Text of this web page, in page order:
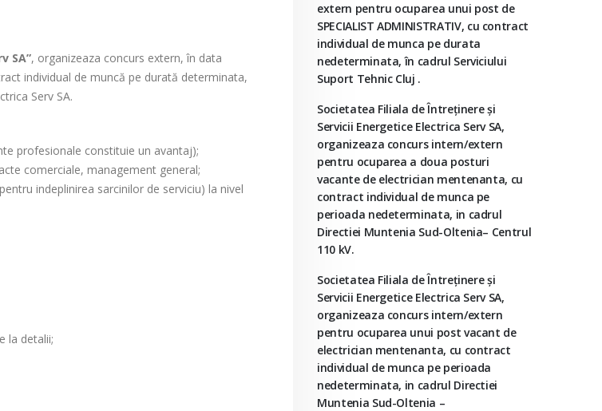
SA”, organizeaza concurs extern, în data
individual de muncă pe durată determinata,
Serv SA.
profesionale constituie un avantaj);
comerciale, management general;
indeplinirea sarcinilor de serviciu) la nivel
la detalii;
extern pentru ocuparea unui post de
SPECIALIST ADMINISTRATIV, cu contract
individual de munca pe durata
nedeterminata, în cadrul Serviciului
Suport Tehnic Cluj .
Societatea Filiala de Întreţinere şi
Servicii Energetice Electrica Serv SA,
organizeaza concurs intern/extern
pentru ocuparea a doua posturi
vacante de electrician mentenanta, cu
contract individual de munca pe
perioada nedeterminata, in cadrul
Directiei Muntenia Sud-Oltenia– Centrul
110 kV.
Societatea Filiala de Întreţinere şi
Servicii Energetice Electrica Serv SA,
organizeaza concurs intern/extern
pentru ocuparea unui post vacant de
electrician mentenanta, cu contract
individual de munca pe perioada
nedeterminata, in cadrul Directiei
Muntenia Sud-Oltenia –